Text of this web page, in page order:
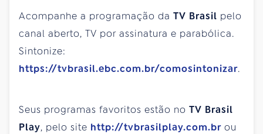
Acompanhe a programação da TV Brasil pelo
canal aberto, TV por assinatura e parabólica.
Sintonize:
https://tvbrasil.ebc.com.br/comosintonizar.
Seus programas favoritos estão no TV Brasil
Play, pelo site http://tvbrasilplay.com.br ou